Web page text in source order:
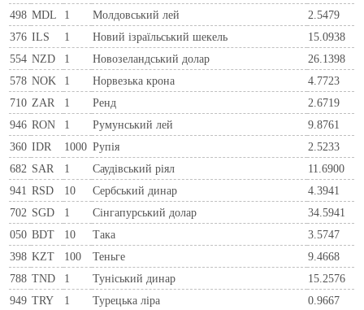
498 MDL 1 Молдовський лей
2.5479
376 ILS 1 Новий ізраїльський шекель
15.0938
554 NZD 1 Новозеландський долар
26.1398
578 NOK 1 Норвезька крона
4.7723
710 ZAR 1 Ренд
2.6719
946 RON 1 Румунський лей
9.8761
360 IDR 1000 Рупія
2.5233
682 SAR 1 Саудівський ріял
11.6900
941 RSD 10 Сербський динар
4.3941
702 SGD 1 Сінгапурський долар
34.5941
050 BDT 10 Така
3.5747
398 KZT 100 Теньге
9.4668
788 TND 1 Туніський динар
15.2576
949 TRY 1 Турецька ліра 0.9667